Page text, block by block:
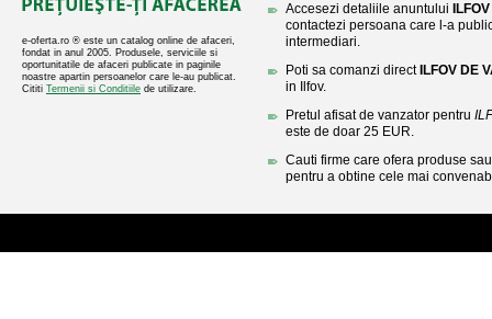
e-oferta.ro ® este un catalog online de afaceri,
fondat in anul 2005. Produsele, serviciile si
oportunitatile de afaceri publicate in paginile
noastre apartin persoanelor care le-au publicat.
Cititi Termenii si Conditiile de utilizare.
Accesezi detaliile anuntului
contactezi persoana care l-a
intermediari.
Poti sa comanzi direct ILFOV DE
in Ilfov.
Pretul afisat de vanzator pentru
este de doar 25 EUR.
Cauti firme care ofera produse
pentru a obtine cele mai